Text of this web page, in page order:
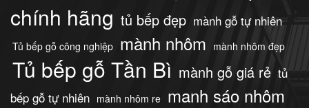
chính hãng tủ bếp đẹp mành gỗ tự nhiên
Tủ bếp gỗ công nghiệp mành nhôm mành nhôm đẹp
Tủ bếp gỗ Tần Bì mành gỗ giá rẻ tủ
bếp gỗ tự nhiên mành nhôm re manh sáo nhôm